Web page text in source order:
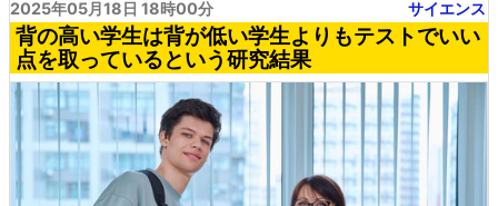
2025年05月18日 18時00分 サイエンス
背の高い学生は背が低い学生よりもテストでいい
点を取っているという研究結果